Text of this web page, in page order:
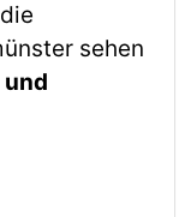
sehen
und